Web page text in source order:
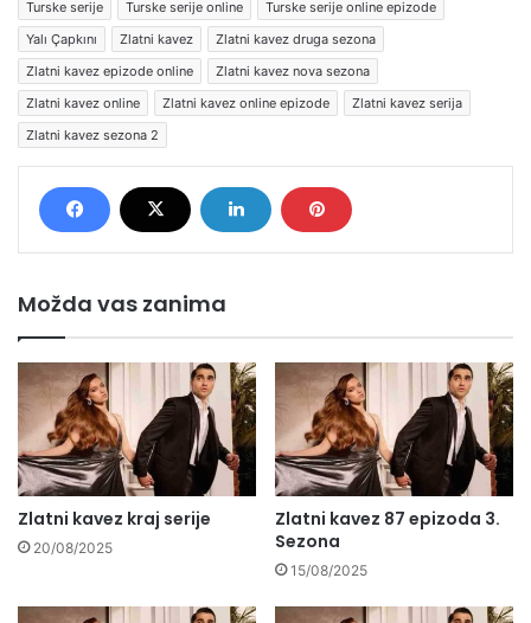
Turske serije Turske serije online
Turske serije online epizode
Yalı Çapkını
Zlatni kavez
Zlatni kavez druga sezona
Zlatni kavez epizode online
Zlatni kavez nova sezona
Zlatni kavez online
Zlatni kavez online epizode
Zlatni kavez serija
Zlatni kavez sezona 2
Možda vas zanima
Zlatni kavez kraj serije
20/08/2025
Zlatni kavez 87 epizoda 3.
Sezona
15/08/2025